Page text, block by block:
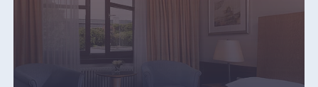
Star-Apart Hansa
Hotel Wiesbaden
Hotel Würzburg